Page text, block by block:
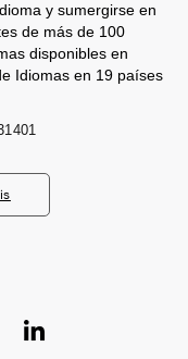
y sumergirse en
de más de 100
disponibles en
Idiomas en 19 países